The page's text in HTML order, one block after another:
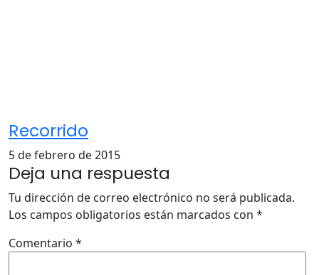
Recorrido
5 de febrero de 2015
Deja una respuesta
Tu dirección de correo electrónico no será publicada.
Los campos obligatorios están marcados con *
Comentario *